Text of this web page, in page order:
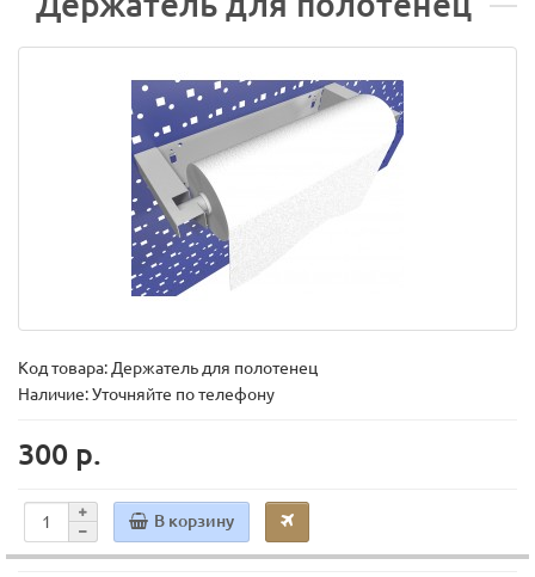
Код товара: Держатель для полотенец
Наличие: Уточняйте по телефону
300 р.
В корзину